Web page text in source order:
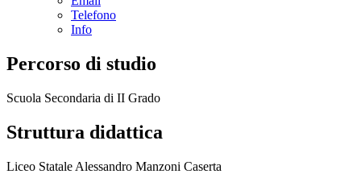
Telefono
Info
Percorso di studio
Scuola Secondaria di II Grado
Struttura didattica
Liceo Statale Alessandro Manzoni Caserta